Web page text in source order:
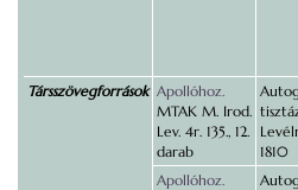
Társszövegforrások Apollóhoz.
MTAK M. Irod.
Lev. 4r. 135., 12.
darab
1810
Apollóhoz.